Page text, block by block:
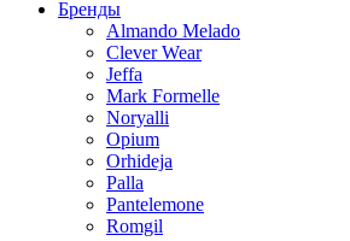
Бренды
Almando Melado
Clever Wear
Jeffa
Mark Formelle
Noryalli
Opium
Orhideja
Palla
Pantelemone
Romgil